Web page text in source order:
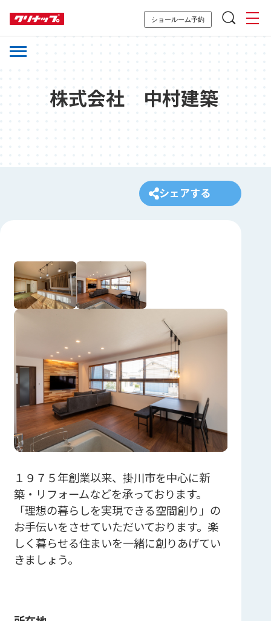
ショールーム予約
株式会社 中村建築
シェアする
１９７５年創業以来、掛川市を中心に新
築・リフォームなどを承っております。
「理想の暮らしを実現できる空間創り」の
お手伝いをさせていただいております。楽
しく暮らせる住まいを一緒に創りあげてい
きましょう。